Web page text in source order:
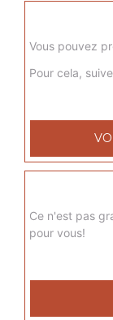
Vous pouvez
Pour cela,
Ce n'est pas
pour vous!